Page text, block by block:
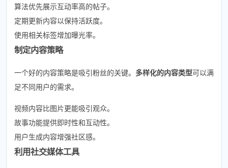
算法优先展示互动率高的帖子。
定期更新内容以保持活跃度。
使用相关标签增加曝光率。
制定内容策略
一个好的内容策略是吸引粉丝的关键。 多样化的内容类型可以满
足不同用户的需求。
视频内容比图片更能吸引观众。
故事功能提供即时性和互动性。
用户生成内容增强社区感。
利用社交媒体工具